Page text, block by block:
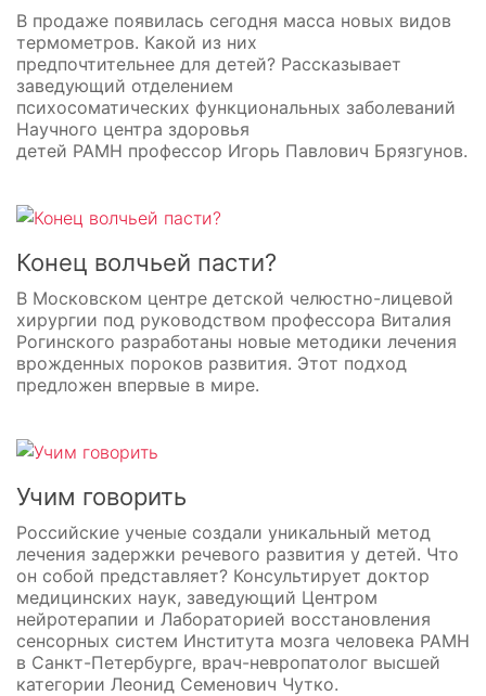
В продаже появилась сегодня масса новых видов
термометров. Какой из них
предпочтительнее для детей? Рассказывает
заведующий отделением
психосоматических функциональных заболеваний
Научного центра здоровья
детей РАМН профессор Игорь Павлович Брязгунов.
Конец волчьей пасти?
В Московском центре детской челюстно-лицевой
хирургии под руководством профессора Виталия
Рогинского разработаны новые методики лечения
врожденных пороков развития. Этот подход
предложен впервые в мире.
Учим говорить
Российские ученые создали уникальный метод
лечения задержки речевого развития у детей. Что
он собой представляет? Консультирует доктор
медицинских наук, заведующий Центром
нейротерапии и Лабораторией восстановления
сенсорных систем Института мозга человека РАМН
в Санкт-Петербурге, врач-невропатолог высшей
категории Леонид Семенович Чутко.